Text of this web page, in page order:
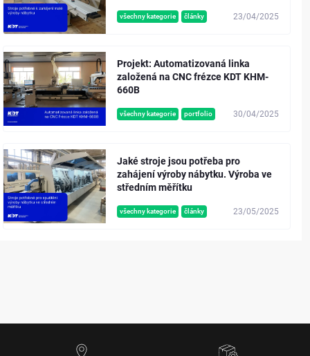
všechny kategorie články 23/04/2025
všechny kategorie portfolio 30/04/2025
Projekt: Automatizovaná linka
založená na CNC frézce KDT KHM-
660B
všechny kategorie články 23/05/2025
Jaké stroje jsou potřeba pro
zahájení výroby nábytku. Výroba ve
středním měřítku